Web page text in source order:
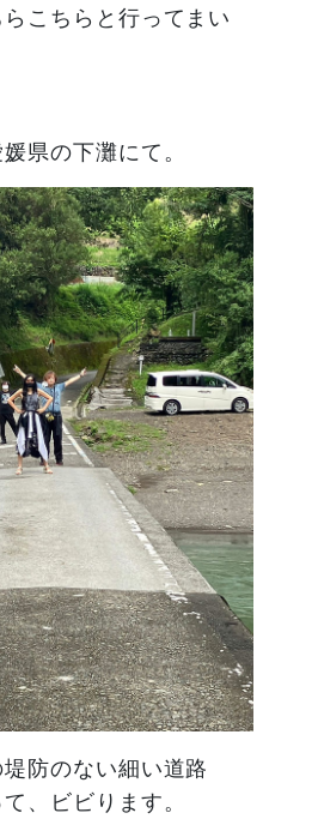
こちらと行ってまい
県の下灘にて。
防のない細い道路
、ビビります。